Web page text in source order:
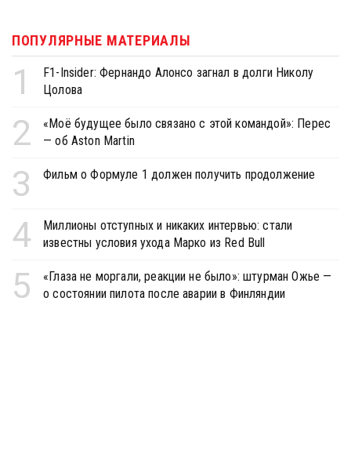
ПОПУЛЯРНЫЕ МАТЕРИАЛЫ
1
F1-Insider: Фернандо Алонсо загнал в долги Николу
Цолова
2
«Моё будущее было связано с этой командой»: Перес
— об Aston Martin
3 Фильм о Формуле 1 должен получить продолжение
4
Миллионы отступных и никаких интервью: стали
известны условия ухода Марко из Red Bull
5
«Глаза не моргали, реакции не было»: штурман Ожье —
о состоянии пилота после аварии в Финляндии